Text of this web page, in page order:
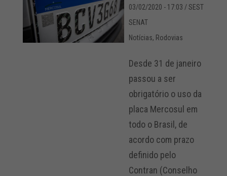
03/02/2020 - 17:03 / SEST
SENAT
Notícias, Rodovias
Desde 31 de janeiro
passou a ser
obrigatório o uso da
placa Mercosul em
todo o Brasil, de
acordo com prazo
definido pelo
Contran (Conselho